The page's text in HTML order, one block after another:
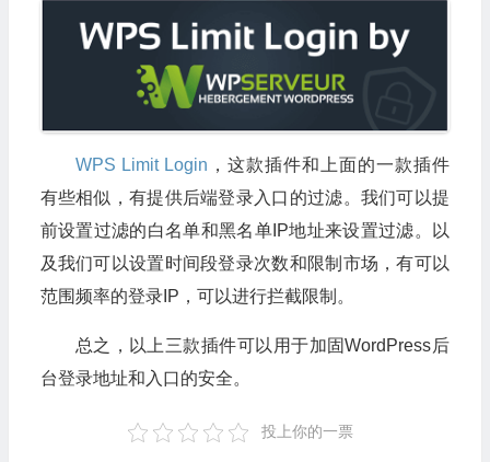
WPS Limit Login ，这款插件和上面的一款插件
有些相似，有提供后端登录入口的过滤。我们可以提
前设置过滤的白名单和黑名单IP地址来设置过滤。以
及我们可以设置时间段登录次数和限制市场，有可以
范围频率的登录IP，可以进行拦截限制。
总之，以上三款插件可以用于加固WordPress后
台登录地址和入口的安全。
投上你的一票